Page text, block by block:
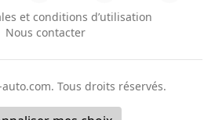
et conditions d’utilisation
Nous contacter
. Tous droits réservés.